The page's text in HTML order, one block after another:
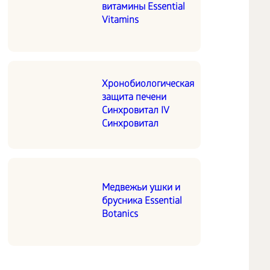
витамины Essential
Vitamins
Хронобиологическая
защита печени
Синхровитал IV
Синхровитал
Медвежьи ушки и
брусника Essential
Botanics